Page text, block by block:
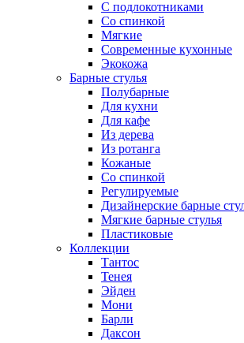
С подлокотниками
Со спинкой
Мягкие
Современные кухонные
Экокожа
Барные стулья
Полубарные
Для кухни
Для кафе
Из дерева
Из ротанга
Кожаные
Со спинкой
Регулируемые
Дизайнерские барные
Мягкие барные стулья
Пластиковые
Коллекции
Тантос
Тенея
Эйден
Мони
Барли
Даксон